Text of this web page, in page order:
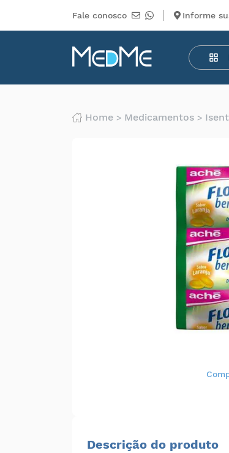
Fale conosco Informe
Departamentos
Medicamentos
Higiene
Home Medicamentos
Descrição do produto